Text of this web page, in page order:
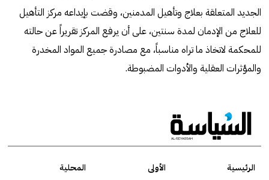
الجديد المتعلقة بعلاج وتأهيل المدمنين، وقضت بإيداعه مركز التأهيل
للعلاج من الإدمان لمدة سنتين، على أن يرفع المركز تقريراً عن حالته
للمحكمة لاتخاذ ما تراه مناسباً، مع مصادرة جميع المواد المخدرة
والمؤثرات العقلية والأدوات المضبوطة.
الرئيسية الأولى
المحلية